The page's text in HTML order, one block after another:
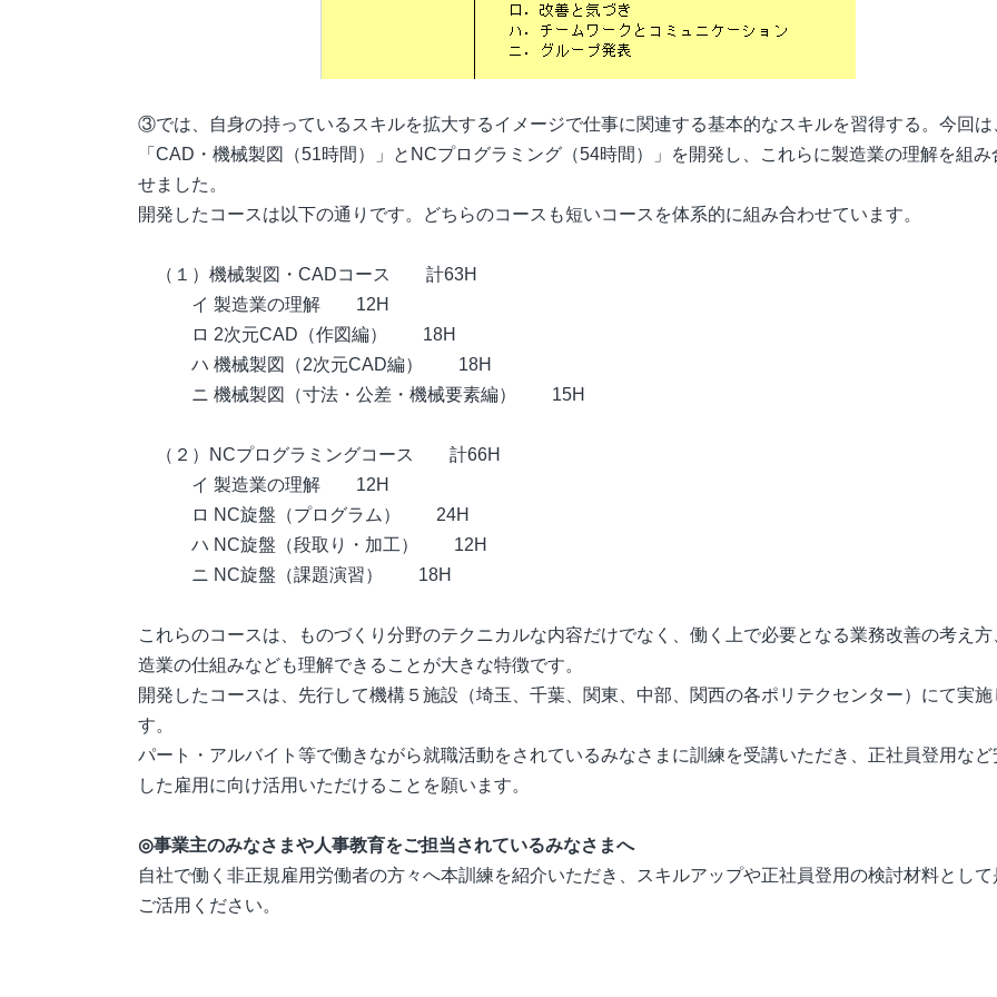
③では、自身の持っているスキルを拡大するイメージで仕事に関連する基本的なスキルを習得する。今回は
「CAD・機械製図（51時間）」とNCプログラミング（54時間）」を開発し、これらに製造業の理解を組み
せました。
開発したコースは以下の通りです。どちらのコースも短いコースを体系的に組み合わせています。
（１）機械製図・CADコース 計63H
イ 製造業の理解 12H
ロ 2次元CAD（作図編） 18H
ハ 機械製図（2次元CAD編） 18H
ニ 機械製図（寸法・公差・機械要素編） 15H
（２）NCプログラミングコース 計66H
イ 製造業の理解 12H
ロ NC旋盤（プログラム） 24H
ハ NC旋盤（段取り・加工） 12H
ニ NC旋盤（課題演習） 18H
これらのコースは、ものづくり分野のテクニカルな内容だけでなく、働く上で必要となる業務改善の考え方
造業の仕組みなども理解できることが大きな特徴です。
開発したコースは、先行して機構５施設（埼玉、千葉、関東、中部、関西の各ポリテクセンター）にて実施
す。
パート・アルバイト等で働きながら就職活動をされているみなさまに訓練を受講いただき、正社員登用など
した雇用に向け活用いただけることを願います。
◎事業主のみなさまや人事教育をご担当されているみなさまへ
自社で働く非正規雇用労働者の方々へ本訓練を紹介いただき、スキルアップや正社員登用の検討材料として
ご活用ください。